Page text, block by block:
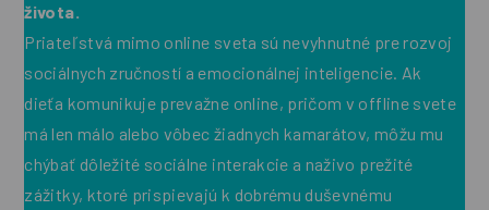
života.
Priateľstvá mimo online sveta sú nevyhnutné pre rozvoj
sociálnych zručností a emocionálnej inteligencie. Ak
dieťa komunikuje prevažne online, pričom v offline svete
má len málo alebo vôbec žiadnych kamarátov, môžu mu
chýbať dôležité sociálne interakcie a naživo prežité
zážitky, ktoré prispievajú k dobrému duševnému